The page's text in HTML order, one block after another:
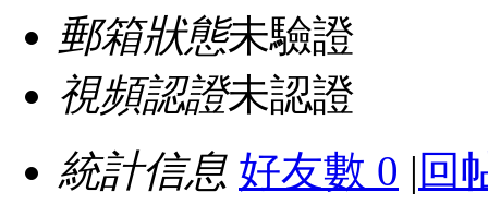
郵箱狀態未驗證
視頻認證未認證
統計信息 好友數 0 | 回